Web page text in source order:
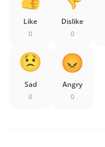
Like
0
Dislike
0
Sad
0
Angry
0